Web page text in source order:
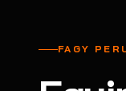
FAGY